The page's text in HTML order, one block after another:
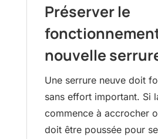
Préserver le
nouvelle
Une serrure neuve doit
sans effort important. Si
commence à accrocher
doit être poussée pour